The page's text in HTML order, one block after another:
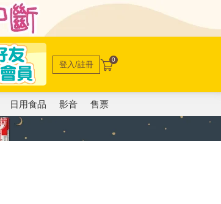
登入/註冊 0
日用食品 影音 售票